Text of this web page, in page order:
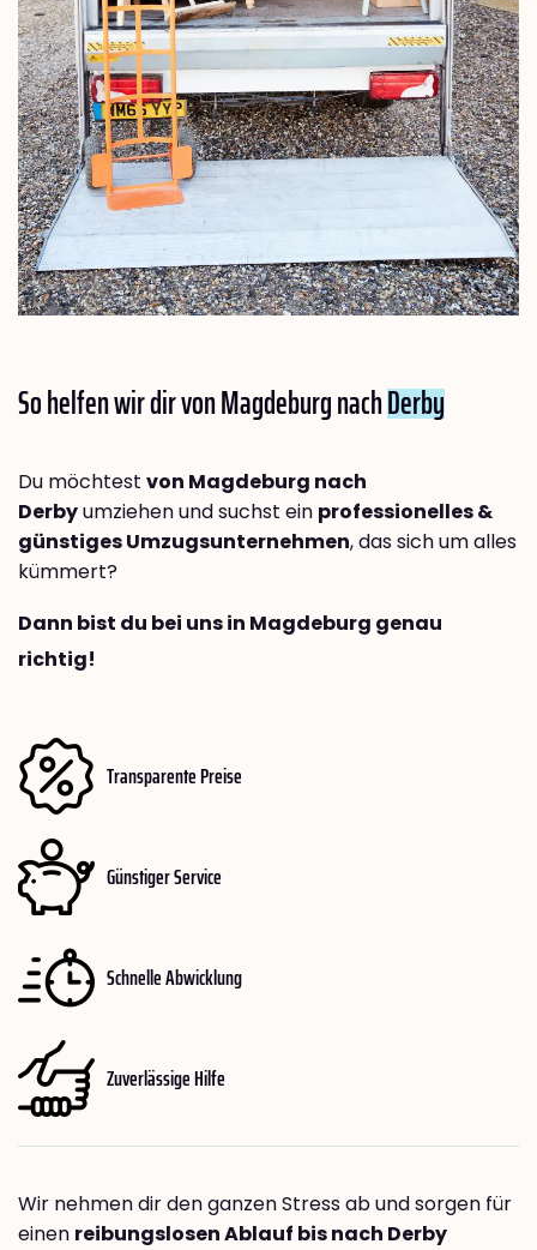
So helfen wir dir von Magdeburg nachDerby
Du möchtest von Magdeburg nach
Derbyumziehen und suchst ein professionelles &
günstiges Umzugsunternehmen, das sich um alles
kümmert?
Dann bist du bei uns in Magdeburg genau
richtig!
Transparente Preise
Günstiger Service
Schnelle Abwicklung
Zuverlässige Hilfe
Wir nehmen dir den ganzen Stress ab und sorgen für
einen reibungslosen Ablauf bis nach Derby